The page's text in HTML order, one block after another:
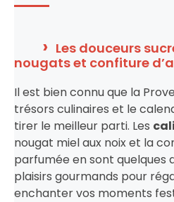
Les douceurs
nougats et confiture
Il est bien connu que la
trésors culinaires et le
tirer le meilleur parti. Les
nougat miel aux noix et la
parfumée en sont quelques
plaisirs gourmands pour
enchanter vos moments